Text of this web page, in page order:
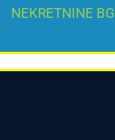
NEKRETNINE BG